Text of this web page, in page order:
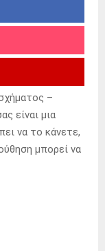
–
είναι μια
να το κάνετε,
μπορεί να